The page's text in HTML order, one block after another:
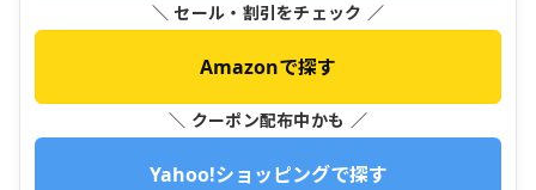
＼ セール・割引をチェック ／
Amazonで探す
＼ クーポン配布中かも ／
Yahoo!ショッピングで探す